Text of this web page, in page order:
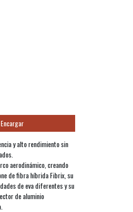
Encargar
y alto rendimiento sin
aerodinámico, creando
de fibra híbrida Fibrix, su
de eva diferentes y su
de aluminio